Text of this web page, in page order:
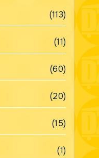
(113)
(11)
(60)
(20)
(15)
(1)